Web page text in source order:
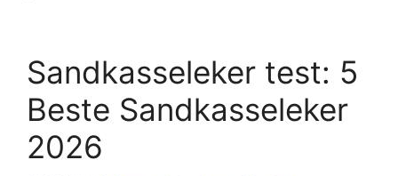
Sandkasseleker test: 5
Beste Sandkasseleker
2026